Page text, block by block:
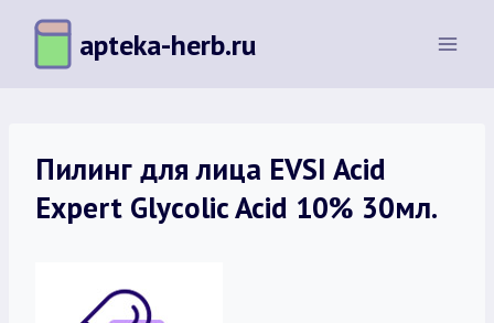
Перейти
содержимому
apteka-herb.ru
Пилинг для лица EVSI Acid
Expert Glycolic Acid 10% 30мл.